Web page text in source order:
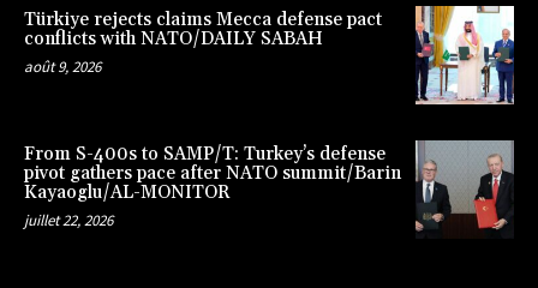
Türkiye rejects claims Mecca defense pact
conflicts with NATO/DAILY SABAH
août 9, 2026
From S-400s to SAMP/T: Turkey’s defense
pivot gathers pace after NATO summit/Barin
Kayaoglu/AL-MONITOR
juillet 22, 2026